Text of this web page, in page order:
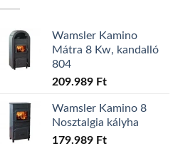
Wamsler Kamino
Mátra 8 Kw, kandalló
804
209.989 Ft
Wamsler Kamino 8
Nosztalgia kályha
179.989 Ft